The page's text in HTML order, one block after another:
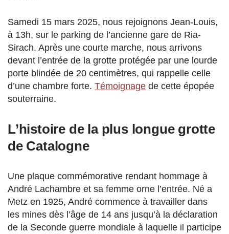
Samedi 15 mars 2025, nous rejoignons Jean-Louis,
à 13h, sur le parking de l’ancienne gare de Ria-
Sirach. Après une courte marche, nous arrivons
devant l’entrée de la grotte protégée par une lourde
porte blindée de 20 centimètres, qui rappelle celle
d’une chambre forte. Témoignage de cette épopée
souterraine.
L’histoire de la plus longue grotte
de Catalogne
Une plaque commémorative rendant hommage à
André Lachambre et sa femme orne l’entrée. Né a
Metz en 1925, André commence à travailler dans
les mines dès l’âge de 14 ans jusqu’à la déclaration
de la Seconde guerre mondiale à laquelle il participe